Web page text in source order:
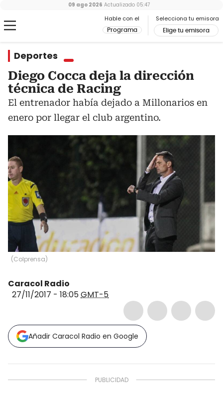
Hable con el
Programa
Selecciona tu emisora
Elige tu emisora
09 ago 2026 Actualizado 05:47
Deportes
Diego Cocca deja la dirección
técnica de Racing
El entrenador había dejado a Millonarios en
enero por llegar el club argentino.
(Colprensa)
Caracol Radio
27/11/2017 - 18:05GMT-5
Añadir Caracol Radio en Google